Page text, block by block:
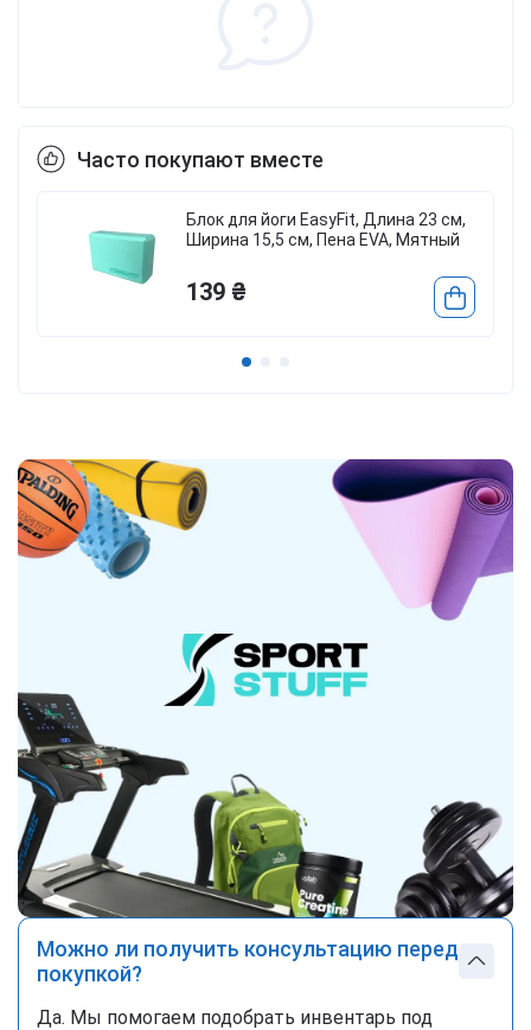
Часто покупают вместе
Блок для йоги EasyFit, Длина 23 см,
Ширина 15,5 см, Пена EVA, Мятный
139 ₴
Можно ли получить консультацию перед
покупкой?
Да. Мы помогаем подобрать инвентарь под